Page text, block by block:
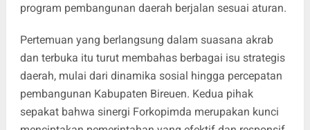
program pembangunan daerah berjalan sesuai aturan.
Pertemuan yang berlangsung dalam suasana akrab
dan terbuka itu turut membahas berbagai isu strategis
daerah, mulai dari dinamika sosial hingga percepatan
pembangunan Kabupaten Bireuen. Kedua pihak
sepakat bahwa sinergi Forkopimda merupakan kunci